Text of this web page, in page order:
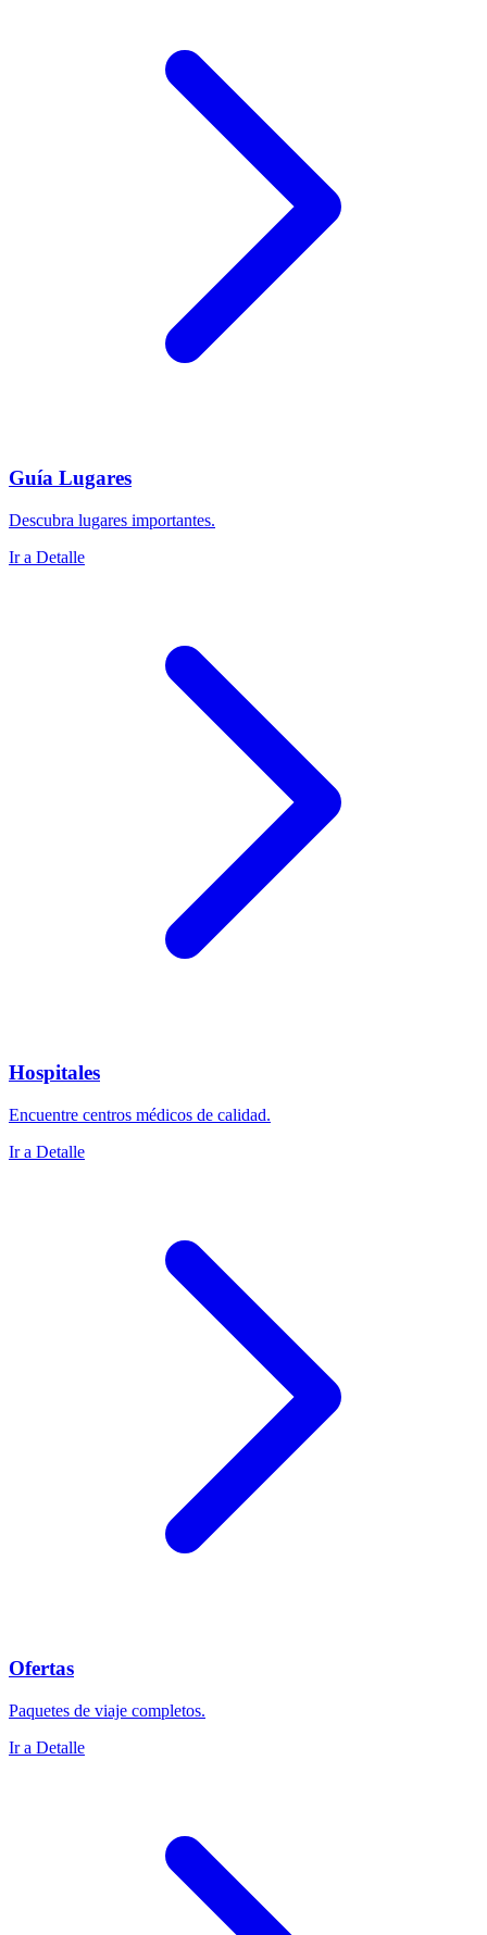
Guía Lugares
Descubra lugares importantes.
Ir a Detalle
Hospitales
Encuentre centros médicos de calidad.
Ir a Detalle
Ofertas
Paquetes de viaje completos.
Ir a Detalle